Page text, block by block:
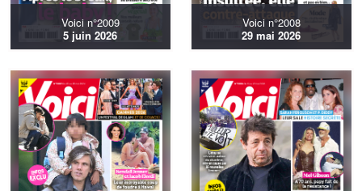
Voici n°2009
5 juin 2026
Voici n°2008
29 mai 2026